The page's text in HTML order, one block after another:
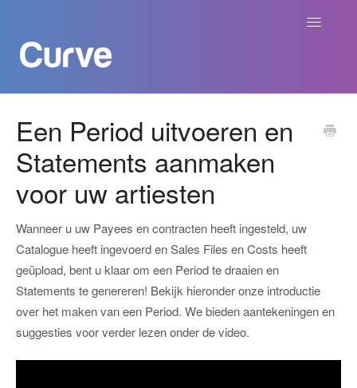
Navigatie
Curve voor Creators
Curve voor Labels
Curve voor Publishers
Betalingen
Contact
Een Period uitvoeren en
Statements aanmaken
voor uw artiesten
Wanneer u uw Payees en contracten heeft ingesteld, uw
Catalogue heeft ingevoerd en Sales Files en Costs heeft
geüpload, bent u klaar om een Period te draaien en
Statements te genereren! Bekijk hieronder onze introductie
over het maken van een Period. We bieden aantekeningen en
suggesties voor verder lezen onder de video.